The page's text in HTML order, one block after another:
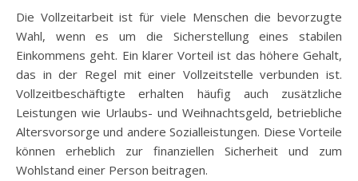
Die Vollzeitarbeit ist für viele Menschen die bevorzugte
Wahl, wenn es um die Sicherstellung eines stabilen
Einkommens geht. Ein klarer Vorteil ist das höhere Gehalt,
das in der Regel mit einer Vollzeitstelle verbunden ist.
Vollzeitbeschäftigte erhalten häufig auch zusätzliche
Leistungen wie Urlaubs- und Weihnachtsgeld, betriebliche
Altersvorsorge und andere Sozialleistungen. Diese Vorteile
können erheblich zur finanziellen Sicherheit und zum
Wohlstand einer Person beitragen.